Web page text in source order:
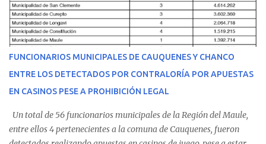
Talca con escolta de Carabineros. En medio del traslado, el
estudiante de medicina de 25 años, se agravó y pese a los esfuerzos
del personal de emergencia terminó falleciendo, sin alcanzar a
recibir atención especializada en el centro de destino. Apenas se
conoció la gravedad de su condición, sus padres —residentes en
Villarrica— se trasladaron a Cauquenes con la esperanza de una
evolución favorable. No obstante, alrededo...
FUNCIONARIOS MUNICIPALES DE CAUQUENES Y CHANCO
ENTRE LOS DETECTADOS POR CONTRALORÍA POR APUESTAS
EN CASINOS PESE A PROHIBICIÓN LEGAL
Un total de 56 funcionarios municipales de la Región del Maule,
entre ellos 4 pertenecientes a la comuna de Cauquenes, fueron